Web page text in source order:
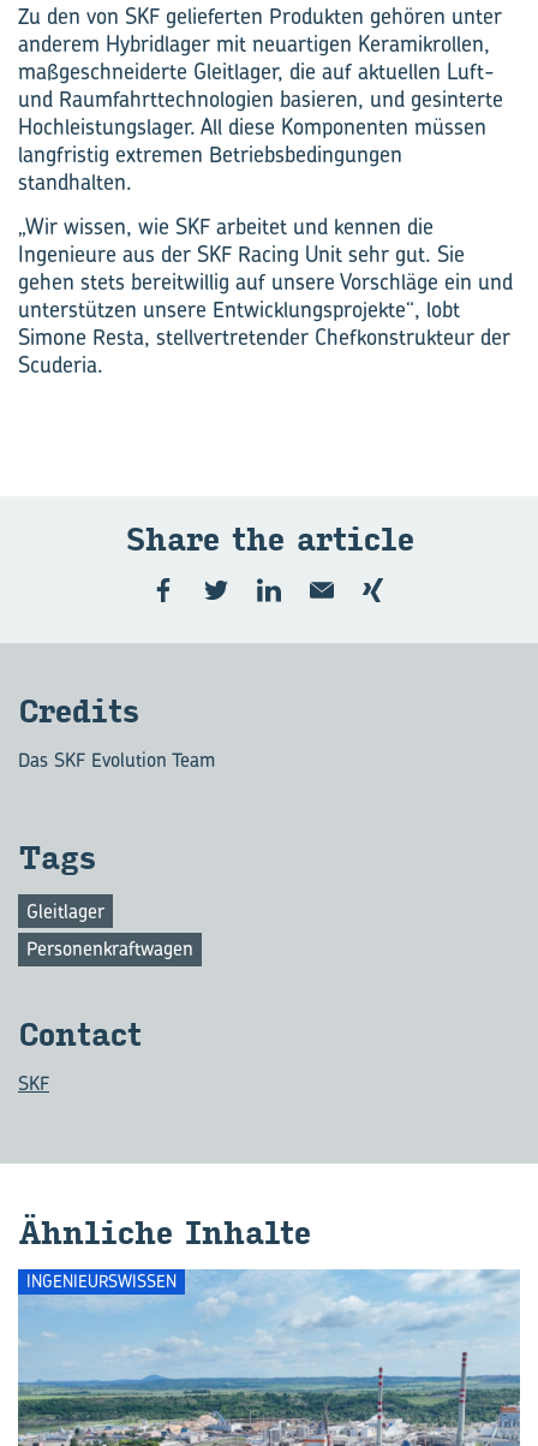
Zu den von SKF gelieferten Produkten gehören unter
anderem Hybridlager mit neuartigen Keramikrollen,
maßgeschneiderte Gleitlager, die auf aktuellen Luft-
und Raumfahrttechnologien basieren, und gesinterte
Hochleistungslager. All diese Komponenten müssen
langfristig extremen Betriebsbedingungen
standhalten.
„Wir wissen, wie SKF arbeitet und kennen die
Ingenieure aus der SKF Racing Unit sehr gut. Sie
gehen stets bereitwillig auf unsere Vorschläge ein und
unterstützen unsere Entwicklungsprojekte“, lobt
Simone Resta, stellvertretender Chefkonstrukteur der
Scuderia.
Share the ar­ticle
Cre­dits
Das SKF Evolution Team
Tags
Gleitlager
Personenkraftwagen
Con­tact
SKF
Ähn­li­che In­hal­te
INGENIEURSWISSEN